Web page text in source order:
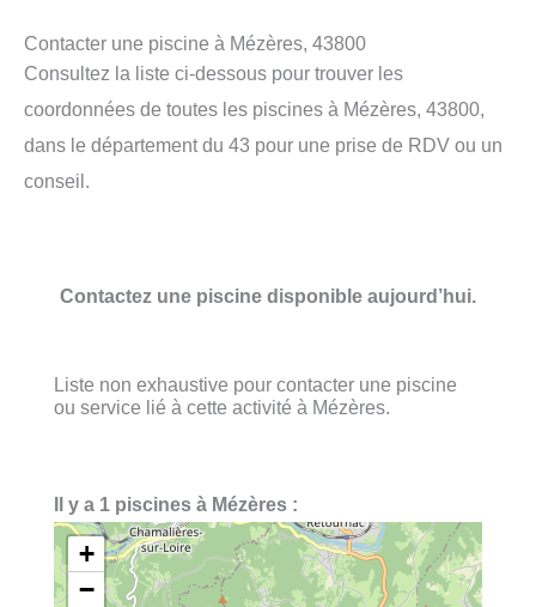
Contacter une piscine à Mézères, 43800
Consultez la liste ci-dessous pour trouver les
coordonnées de toutes les piscines à Mézères, 43800,
dans le département du 43 pour une prise de RDV ou un
conseil.
Contactez une piscine disponible aujourd’hui.
Liste non exhaustive pour contacter une piscine
ou service lié à cette activité à Mézères.
Il y a 1 piscines à Mézères :
+
−